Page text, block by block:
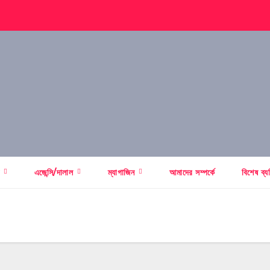
এজেন্সি/দালাল ম্যাগাজিন আমাদের সম্পর্কে বিশেষ